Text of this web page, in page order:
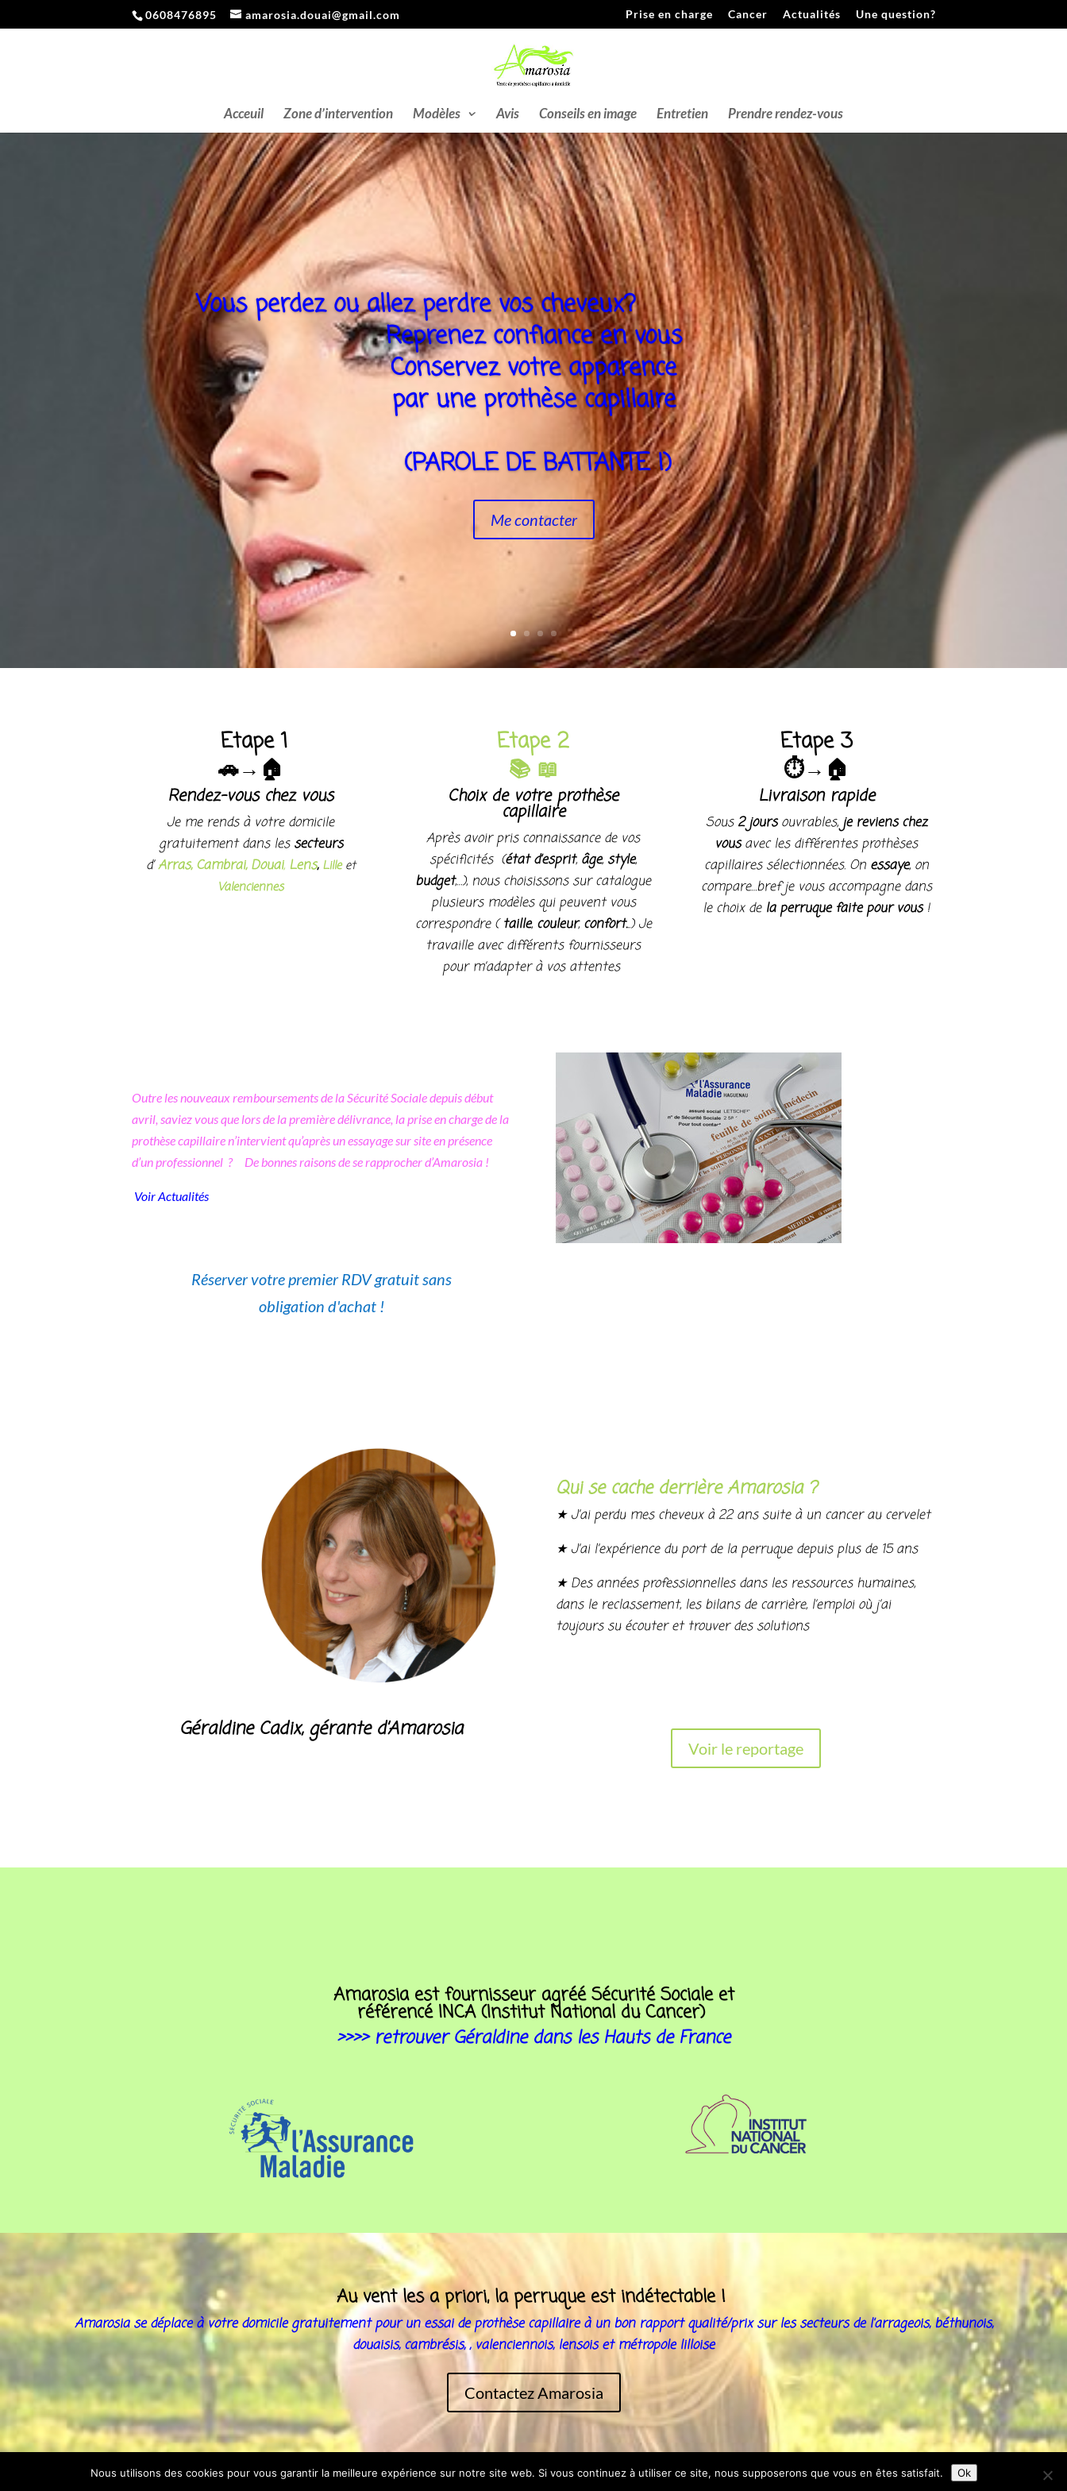
0608476895 amarosia.douai@gmail.com Prise en charge Cancer Actualités Une question?
Acceuil Zone d’intervention Modèles Avis Conseils en image Entretien Prendre rendez-vous
Vous perdez ou allez perdre vos cheveux?
Reprenez confiance en vous
Conservez votre apparence
par une prothèse capillaire
(PAROLE DE BATTANTE !)
Me contacter
Etape 1
🚗→🏠
Rendez-vous chez vous
Je me rends à votre domicile
gratuitement dans les secteurs
d’Arras, Cambrai, Douai, Lens, Lilleet
Valenciennes
Etape 2
📚 📖
Choix de votre prothèse
capillaire
Après avoir pris connaissance de vos
spécificités (état d’esprit, âge, style,
budget,…), nous choisissons sur catalogue
plusieurs modèles qui peuvent vous
correspondre (taille,couleur,confort...) Je
travaille avec différents fournisseurs
pour m’adapter à vos attentes
Etape 3
⏱→🏠
Livraison rapide
Sous 2 joursouvrables,je reviens chez
vousavec les différentes prothèses
capillaires sélectionnées. On essaye, on
compare…bref je vous accompagne dans
le choix de la perruque faite pour vous!
Outre les nouveaux remboursements de la Sécurité Sociale depuis début
avril, saviez vous que lors de la première délivrance, la prise en charge de la
prothèse capillaire n’intervient qu’après un essayage sur site en présence
d’un professionnel ? De bonnes raisons de se rapprocher d’Amarosia !
Voir Actualités
Réserver votre premier RDV gratuit sans
obligation d'achat !
Géraldine Cadix, gérante d’Amarosia
Qui se cache derrière Amarosia ?
★ J’ai perdu mes cheveux à 22 ans suite à un cancer au cervelet
★ J’ai l’expérience du port de la perruque depuis plus de 15 ans
★ Des années professionnelles dans les ressources humaines,
dans le reclassement, les bilans de carrière, l’emploi où j’ai
toujours su écouter et trouver des solutions
Voir le reportage
Amarosia est fournisseur agrééSécurité Socialeet
référencé INCA(Institut National du Cancer)
>>>> retrouver Géraldine dans les Hauts de France
Au vent les a priori, la perruque est indétectable !
Amarosia se déplace à votre domicile gratuitement pour un essai de prothèse capillaire à un bon rapport qualité/prix sur les secteurs de l’arrageois, béthunois,
douaisis, cambrésis, , valenciennois, lensois et métropole lilloise
Contactez Amarosia
© 2026 AMAROSIA |Mentions Légales309 rue l'Abbaye des Prés 59500 DOUAI 06.08.47.68.95
Nous utilisons des cookies pour vous garantir la meilleure expérience sur notre site web. Si vous continuez à utiliser ce site, nous supposerons que vous en êtes satisfait. Ok